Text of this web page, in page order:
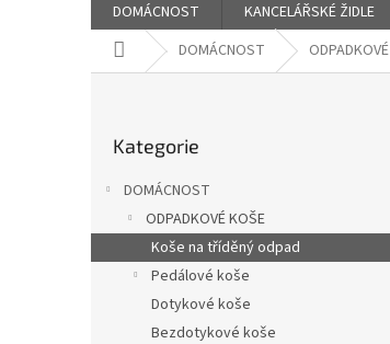
DOMÁCNOST KANCELÁŘSKÉ ŽIDLE
Domů DOMÁCNOST
n
kategorie
Kategorie
DOMÁCNOST
ODPADKOVÉ KOŠE
Koše na tříděný odpad
Pedálové koše
Dotykové koše
Bezdotykové koše